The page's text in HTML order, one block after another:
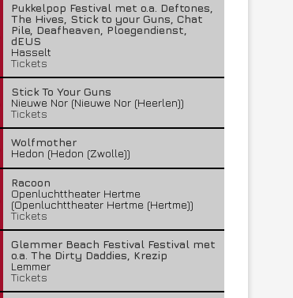
Pukkelpop Festival met o.a. Deftones,
The Hives, Stick to your Guns, Chat
Pile, Deafheaven, Ploegendienst,
dEUS
Hasselt
Tickets
Stick To Your Guns
Nieuwe Nor (Nieuwe Nor (Heerlen))
Tickets
Wolfmother
Hedon (Hedon (Zwolle))
Racoon
Openluchttheater Hertme
(Openluchttheater Hertme (Hertme))
Tickets
Glemmer Beach Festival Festival met
o.a. The Dirty Daddies, Krezip
Lemmer
Tickets